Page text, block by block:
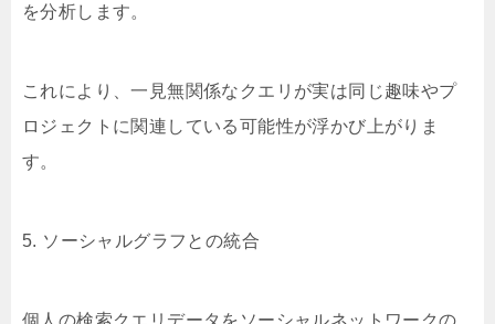
を分析します。
これにより、一見無関係なクエリが実は同じ趣味やプ
ロジェクトに関連している可能性が浮かび上がりま
す。
5. ソーシャルグラフとの統合
個人の検索クエリデータをソーシャルネットワークの